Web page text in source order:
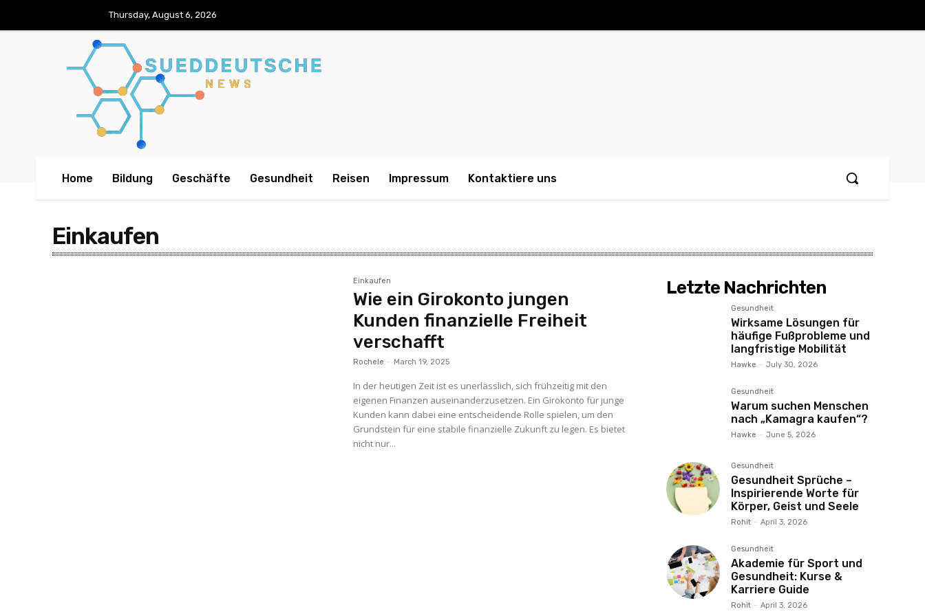
Thursday, August 6, 2026
Home Bildung Geschäfte Gesundheit Reisen Impressum Kontaktiere uns
Einkaufen
Einkaufen
Wie ein Girokonto jungen
Kunden finanzielle Freiheit
verschafft
Rochele - March 19, 2025
In der heutigen Zeit ist es unerlässlich, sich frühzeitig mit den
eigenen Finanzen auseinanderzusetzen. Ein Girokonto für junge
Kunden kann dabei eine entscheidende Rolle spielen, um den
Grundstein für eine stabile finanzielle Zukunft zu legen. Es bietet
nicht nur...
Letzte Nachrichten
Gesundheit
Wirksame Lösungen für
häufige Fußprobleme und
langfristige Mobilität
Hawke - July 30, 2026
Gesundheit
Warum suchen Menschen
nach „Kamagra kaufen“?
Hawke - June 5, 2026
Gesundheit
Gesundheit Sprüche –
Inspirierende Worte für
Körper, Geist und Seele
Rohit - April 3, 2026
Gesundheit
Akademie für Sport und
Gesundheit: Kurse &
Karriere Guide
Rohit - April 3, 2026